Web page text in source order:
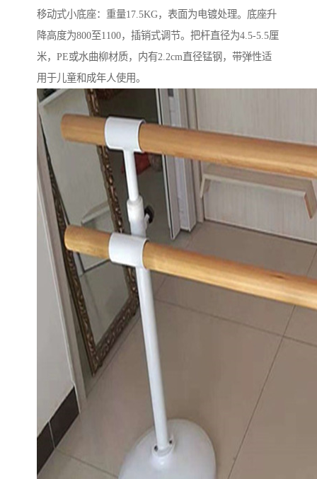
移动式小底座：重量17.5KG，表面为电镀处理。底座升
降高度为800至1100，插销式调节。把杆直径为4.5-5.5厘
米，PE或水曲柳材质，内有2.2cm直径锰钢，带弹性适
用于儿童和成年人使用。